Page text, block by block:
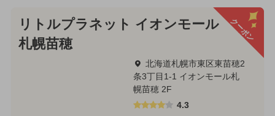
クーポン
リトルプラネット イオンモール
札幌苗穂
北海道札幌市東区東苗穂2
条3丁目1-1 イオンモール札
幌苗穂 2F
4.3